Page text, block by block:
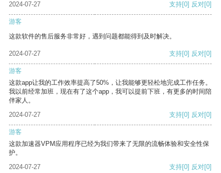
2024-07-27 支持[0] 反对[0]
游客
这款软件的售后服务非常好，遇到问题都能得到及时解决。
2024-07-27 支持[0] 反对[0]
游客
这款app让我的工作效率提高了50%，让我能够更轻松地完成工作任务。
我以前经常加班，现在有了这个app，我可以提前下班，有更多的时间陪
伴家人。
2024-07-27
支持[0] 反对[0]
游客
这款加速器VPM应用程序已经为我们带来了无限的流畅体验和安全性保
护。
2024-07-27
支持[0] 反对[0]